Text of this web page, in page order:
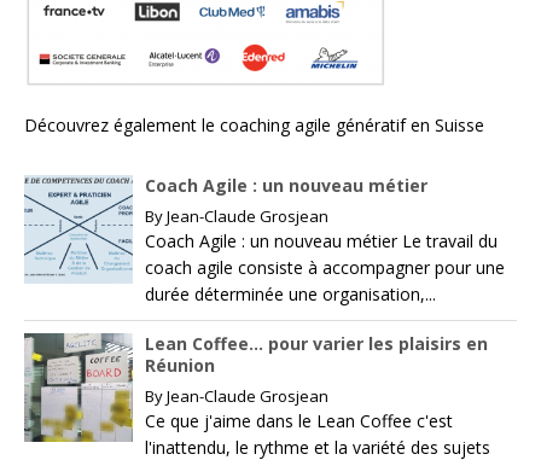
Découvrez également le coaching agile génératif en Suisse
Coach Agile : un nouveau métier
ByJean-Claude Grosjean
Coach Agile : un nouveau métier Le travail du
coach agile consiste à accompagner pour une
durée déterminée une organisation,...
Lean Coffee… pour varier les plaisirs en
Réunion
ByJean-Claude Grosjean
Ce que j'aime dans le Lean Coffee c'est
l'inattendu, le rythme et la variété des sujets